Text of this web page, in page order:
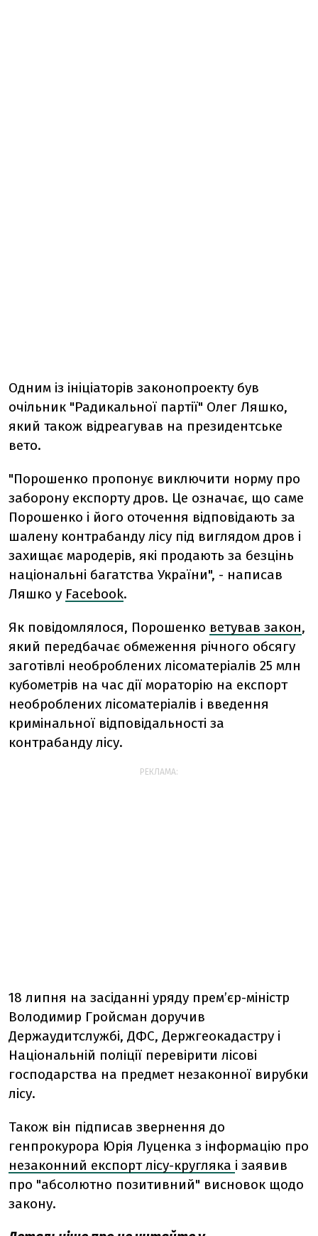
Одним із ініціаторів законопроекту був
очільник "Радикальної партії" Олег Ляшко,
який також відреагував на президентське
вето.
"Порошенко пропонує виключити норму про
заборону експорту дров. Це означає, що саме
Порошенко і його оточення відповідають за
шалену контрабанду лісу під виглядом дров і
захищає мародерів, які продають за безцінь
національні багатства України", - написав
Ляшко у Facebook.
Як повідомлялося, Порошенко ветував закон,
який передбачає обмеження річного обсягу
заготівлі необроблених лісоматеріалів 25 млн
кубометрів на час дії мораторію на експорт
необроблених лісоматеріалів і введення
кримінальної відповідальності за
контрабанду лісу.
РЕКЛАМА:
18 липня на засіданні уряду прем’єр-міністр
Володимир Гройсман доручив
Держаудитслужбі, ДФС, Держгеокадастру і
Національній поліції перевірити лісові
господарства на предмет незаконної вирубки
лісу.
Також він підписав звернення до
генпрокурора Юрія Луценка з інформацію про
незаконний експорт лісу-кругляка і заявив
про "абсолютно позитивний" висновок щодо
закону.